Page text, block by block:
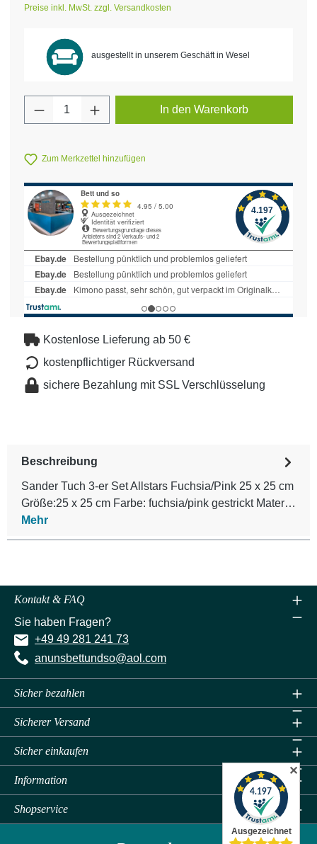
Preise inkl. MwSt. zzgl. Versandkosten
ausgestellt in unserem Geschäft in Wesel
Produkt Anzahl: Gib den gewünschten
In den Warenkorb
Zum Merkzettel hinzufügen
Kostenlose Lieferung ab 50 €
kostenpflichtiger Rückversand
sichere Bezahlung mit SSL Verschlüsselung
Beschreibung
Sander Tuch 3-er Set Allstars Fuchsia/Pink 25 x 25 cm
Größe:25 x 25 cm Farbe: fuchsia/pink gestrickt Mater…
Mehr
Kontakt & FAQ
Sie haben Fragen?
+49 49 281 241 73
anunsbettundso@aol.com
Sicher bezahlen
Sicherer Versand
Sicher einkaufen
Information
Shopservice
✕